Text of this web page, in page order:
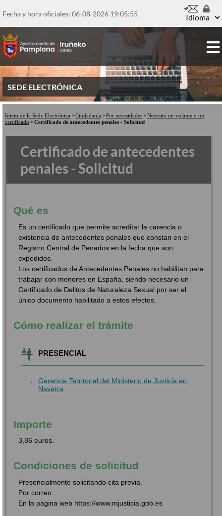
al
principal
Fecha y hora oficiales: 06-08-2026 19:05:55 Idioma
SEDE ELECTRÓNICA
Inicio de la Sede Electrónica Ciudadanía Por necesidades
Necesito un volante o un
certificado
Certificado de antecedentes penales - Solicitud
Certificado de antecedentes
penales - Solicitud
Qué es
Es un certificado que permite acreditar la carencia o
existencia de antecedentes penales que constan en el
Registro Central de Penados en la fecha que son
expedidos.
Los certificados de Antecedentes Penales no habilitan para
trabajar con menores en España, siendo necesario un
Certificado de Delitos de Naturaleza Sexual por ser el
único documento habilitado a estos efectos.
Cómo realizar el trámite
PRESENCIAL
Gerencia Territorial del Ministerio de Justicia en
Navarra
Importe
3,86 euros.
Condiciones de solicitud
Presencialmente solicitando cita previa.
Por correo.
En la página web https://www.mjusticia.gob.es